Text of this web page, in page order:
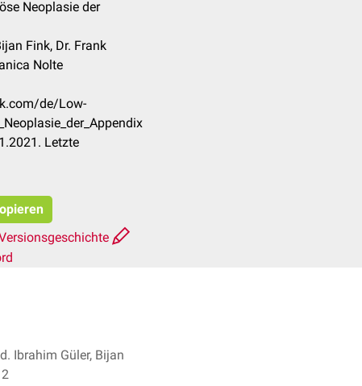
Neoplasie der
Fink, Dr. Frank
Nolte
de/Low-
Letzte
Ibrahim Güler, Bijan
2